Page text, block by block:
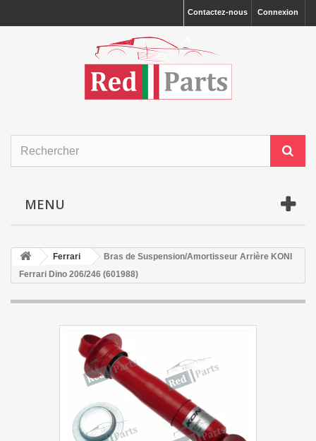
Connexion
Contactez-nous
MENU
Ferrari
Bras de Suspension/Amortisseur Arrière KONI
Ferrari Dino 206/246 (601988)